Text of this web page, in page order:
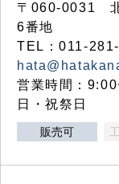
〒060-0031 北
6番地
TEL：011-
営業時間：
日・祝祭日
販売可